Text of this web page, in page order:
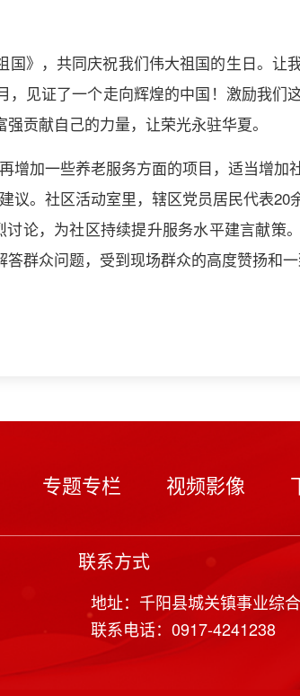
国》，共同庆祝我们伟大祖国的生日。让
见证了一个走向辉煌的中国！激励我们
贡献自己的力量，让荣光永驻华夏。
增加一些养老服务方面的项目，适当增
议。社区活动室里，辖区党员居民代表
讨论，为社区持续提升服务水平建言献策
群众问题，受到现场群众的高度赞扬和一
专题专栏 视频影像
联系方式
地址：千阳县城关镇事业综
联系电话：0917-4241238